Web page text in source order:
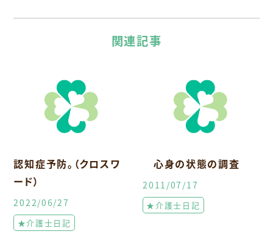
関連記事
認知症予防。（クロスワ
ード）
2022/06/27
★介護士日記
心身の状態の調査
2011/07/17
★介護士日記